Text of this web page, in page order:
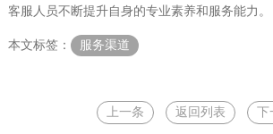
客服人员不断提升自身的专业素养和服务能力。
本文标签： 服务渠道
上一条 返回列表 下